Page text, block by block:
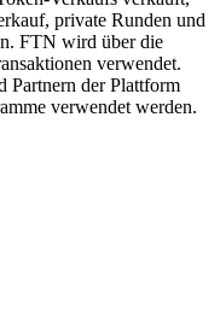
private Runden und
FTN wird über die
verwendet.
Partnern der Plattform
verwendet werden.